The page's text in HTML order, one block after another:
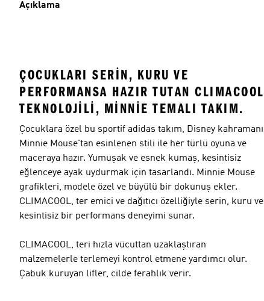
Açıklama
ÇOCUKLARI SERIN, KURU VE
PERFORMANSA HAZIR TUTAN CLIMACOOL
TEKNOLOJILI, MINNIE TEMALI TAKIM.
Çocuklara özel bu sportif adidas takım, Disney kahramanı
Minnie Mouse'tan esinlenen stili ile her türlü oyuna ve
maceraya hazır. Yumuşak ve esnek kumaş, kesintisiz
eğlenceye ayak uydurmak için tasarlandı. Minnie Mouse
grafikleri, modele özel ve büyülü bir dokunuş ekler.
CLIMACOOL, ter emici ve dağıtıcı özelliğiyle serin, kuru ve
kesintisiz bir performans deneyimi sunar.
CLIMACOOL, teri hızla vücuttan uzaklaştıran
malzemelerle terlemeyi kontrol etmene yardımcı olur.
Çabuk kuruyan lifler, cilde ferahlık verir.